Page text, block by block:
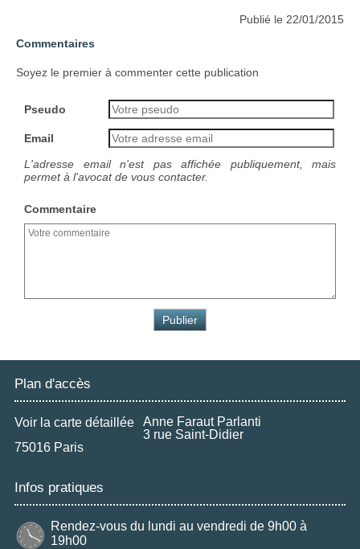
Publié le 22/01/2015
Commentaires
Soyez le premier à commenter cette publication
Pseudo
Email
L'adresse email n'est pas affichée publiquement, mais
permet à l'avocat de vous contacter.
Commentaire
Plan d'accès
Voir la carte détaillée
Anne Faraut Parlanti
3 rue Saint-Didier
75016 Paris
Infos pratiques
Rendez-vous du lundi au vendredi de 9h00 à
19h00